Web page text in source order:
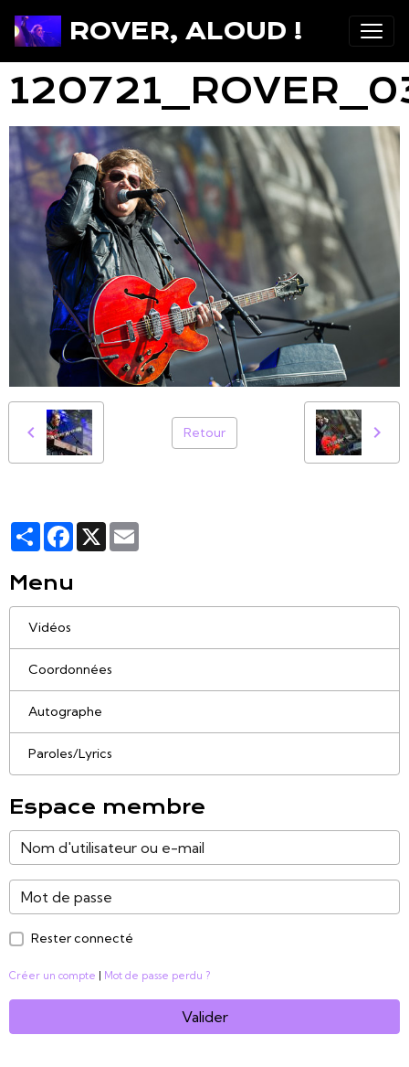
ROVER, ALOUD !
Retour
PartagerFacebook
X
Menu
Vidéos
Coordonnées
Autographe
Paroles/Lyrics
Espace membre
Rester connecté
Créer un compte Mot de passe perdu ?
Valider